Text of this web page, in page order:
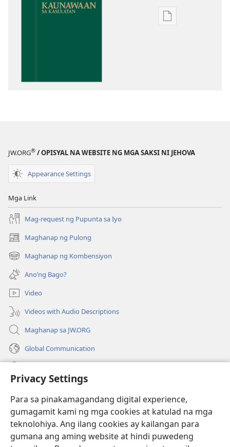
Privacy Settings
Para sa pinakamagandang digital experience,
gumagamit kami ng mga cookies at katulad na mga
teknolohiya. Ang ilang cookies ay kailangan para
gumana ang aming website at hindi puwedeng
Opsiyon
JW.ORG® / OPISYAL NA WEBSITE NG MGA SAKSI NI JEHOVA
Appearance Settings
Mga Link
Mag-request ng Pupunta sa Iyo
Maghanap ng Pulong
(may
bubukas
na
bagong
window)
Maghanap ng Kombensiyon
(may
bubukas
na
bagong
window)
Ano’ng Bago?
Video
Videos with Audio Descriptions
Maghanap sa JW.ORG
Global Communication
(may
na
bagong
window)
Watchtower ONLINE LIBRARY™
(may
bubukas
JW Hub ®